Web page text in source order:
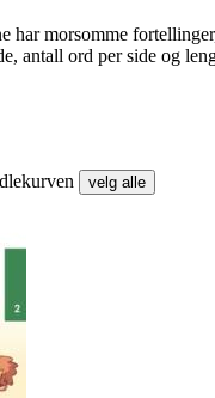
har morsomme
antall ord per side og
velg alle